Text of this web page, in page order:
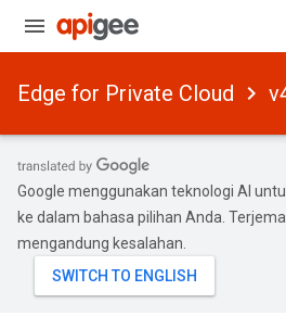
Edge for Private Cloud
Google menggunakan teknologi AI
ke dalam bahasa pilihan Anda.
mengandung kesalahan.